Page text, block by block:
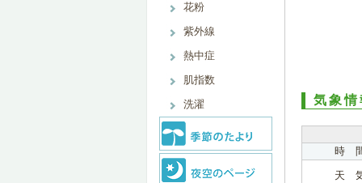
花粉
紫外線
熱中症
肌指数
洗濯
気象情
時
天